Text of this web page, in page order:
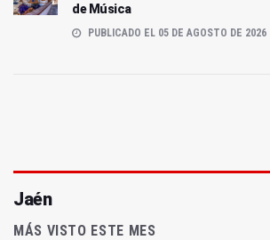
de Música
PUBLICADO EL 05 DE AGOSTO DE 2026
Jaén
MÁS VISTO ESTE MES